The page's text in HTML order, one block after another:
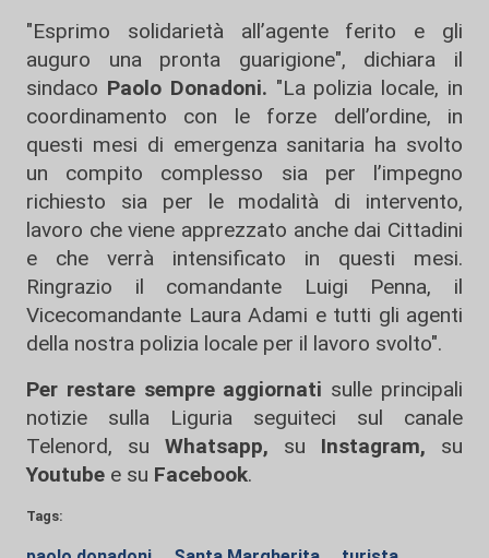
"Esprimo solidarietà all’agente ferito e gli
auguro una pronta guarigione", dichiara il
sindaco Paolo Donadoni. "La polizia locale, in
coordinamento con le forze dell’ordine, in
questi mesi di emergenza sanitaria ha svolto
un compito complesso sia per l’impegno
richiesto sia per le modalità di intervento,
lavoro che viene apprezzato anche dai Cittadini
e che verrà intensificato in questi mesi.
Ringrazio il comandante Luigi Penna, il
Vicecomandante Laura Adami e tutti gli agenti
della nostra polizia locale per il lavoro svolto".
Per restare sempre aggiornati sulle principali
notizie sulla Liguria seguiteci sul canale
Telenord, su
Whatsapp, su Instagram, su
Youtube e su Facebook.
Tags: